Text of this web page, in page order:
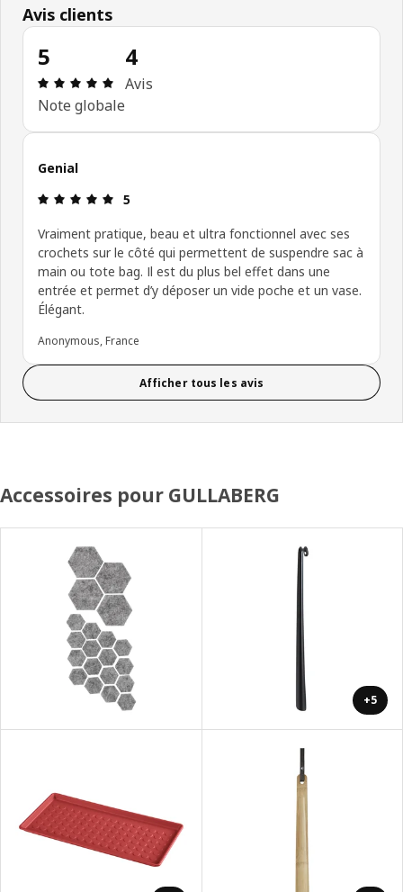
Avis clients
5
Avis: 5 sur 5 étoiles Nombre total d'avis: 4
Note globale
4
Avis
Genial
Avis: 5 sur 5 étoiles
5
Vraiment pratique, beau et ultra fonctionnel avec ses
crochets sur le côté qui permettent de suspendre sac à
main ou tote bag. Il est du plus bel effet dans une
entrée et permet d’y déposer un vide poche et un vase.
Élégant.
Anonymous, France
Afficher tous les avis
Accessoires pour GULLABERG
+5